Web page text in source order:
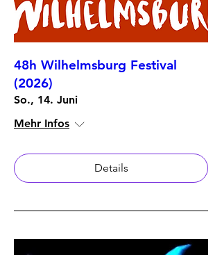
48h Wilhelmsburg Festival
(2026)
So., 14. Juni
Mehr Infos
Details